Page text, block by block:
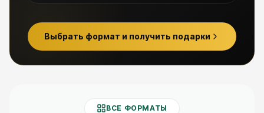
Выбрать формат и получить подарки
ВСЕ ФОРМАТЫ